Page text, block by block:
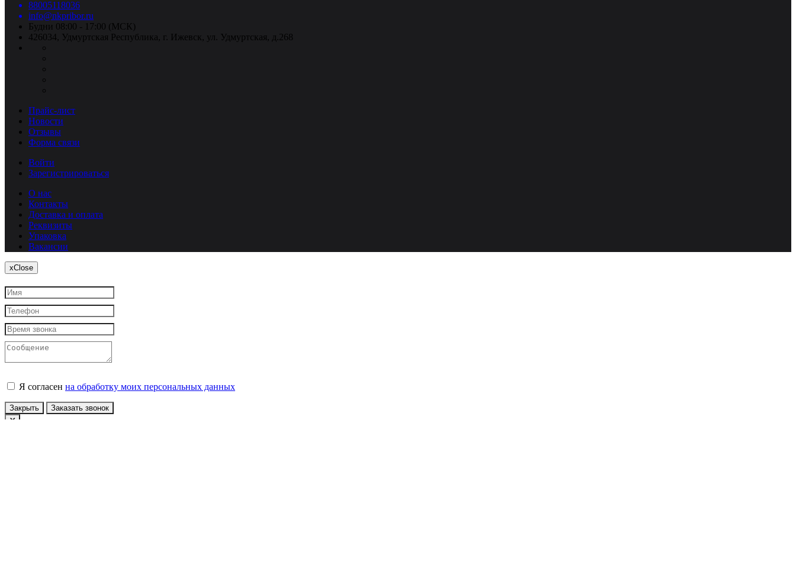
88005118036
info@nkpribor.ru
Будни 08:00 - 17:00 (МСК)
426034, Удмуртская Республика, г. Ижевск, ул. Удмуртская, д.268
Прайс-лист
Новости
Отзывы
Форма связи
Войти
Зарегистрироваться
О нас
Контакты
Доставка и оплата
Реквизиты
Упаковка
Вакансии
xClose
Я согласен на обработку моих персональных данных
Закрыть Заказать звонок